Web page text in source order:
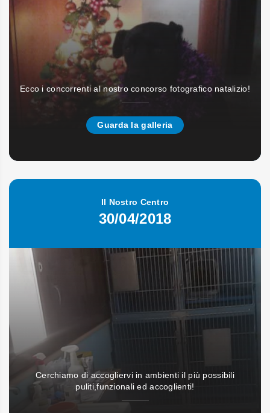
Ecco i concorrenti al nostro concorso fotografico natalizio!
Guarda la galleria
Il Nostro Centro
30/04/2018
Cerchiamo di accogliervi in ambienti il più possibili
puliti,funzionali ed accoglienti!